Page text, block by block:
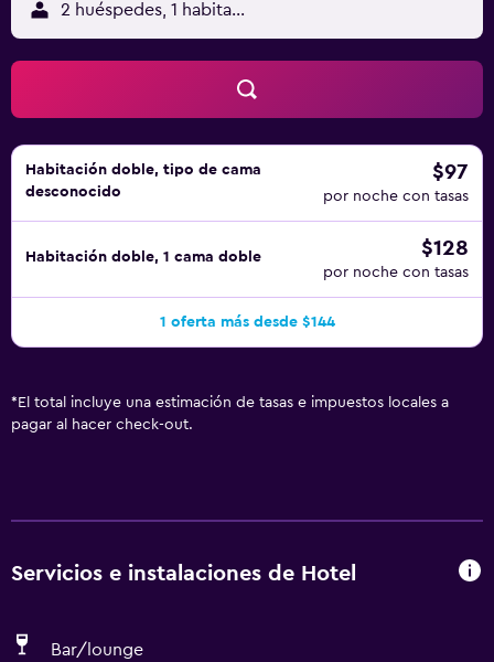
2 huéspedes, 1 habitación
Habitación doble, tipo de cama
desconocido
$97
por noche con tasas
Habitación doble, 1 cama doble $128
por noche con tasas
1 oferta más desde $144
* El total incluye una estimación de tasas e impuestos locales a
pagar al hacer check-out.
Servicios e instalaciones de Hotel
Bar/lounge